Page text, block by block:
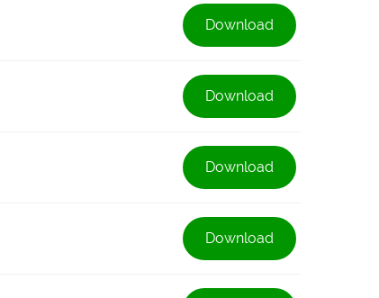
Download
Download
Download
Download